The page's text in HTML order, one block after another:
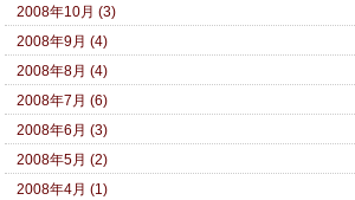
2008年10月 (3)
2008年9月 (4)
2008年8月 (4)
2008年7月 (6)
2008年6月 (3)
2008年5月 (2)
2008年4月 (1)